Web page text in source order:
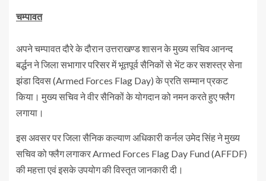
चम्पावत
अपने चम्पावत दौरे के दौरान उत्तराखण्ड शासन के मुख्य सचिव आनन्द
बर्द्धन ने जिला सभागार परिसर में भूतपूर्व सैनिकों से भेंट कर सशस्त्र सेना
झंडा दिवस (Armed Forces Flag Day) के प्रति सम्मान प्रकट
किया। मुख्य सचिव ने वीर सैनिकों के योगदान को नमन करते हुए फ्लैग
लगाया।
इस अवसर पर जिला सैनिक कल्याण अधिकारी कर्नल उमेद सिंह ने मुख्य
सचिव को फ्लैग लगाकर Armed Forces Flag Day Fund (AFFDF)
की महत्ता एवं इसके उपयोग की विस्तृत जानकारी दी।